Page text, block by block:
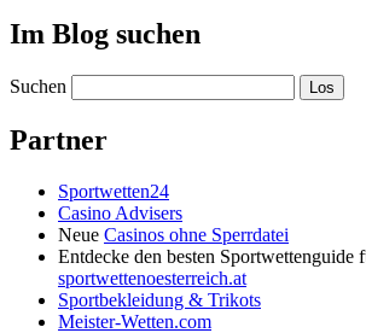
Im Blog suchen
Suchen
Partner
Sportwetten24
Casino Advisers
Neue Casinos ohne Sperrdatei
Entdecke den besten Sportwettenguide
sportwettenoesterreich.at
Sportbekleidung & Trikots
Meister-Wetten.com